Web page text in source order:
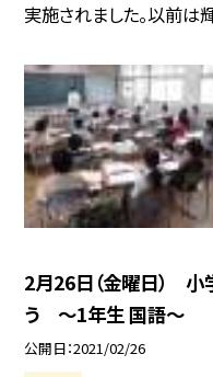
実施されました。以前は
2月26日（金曜日） 小
う 〜1年生 国語〜
公開日 2021/02/26